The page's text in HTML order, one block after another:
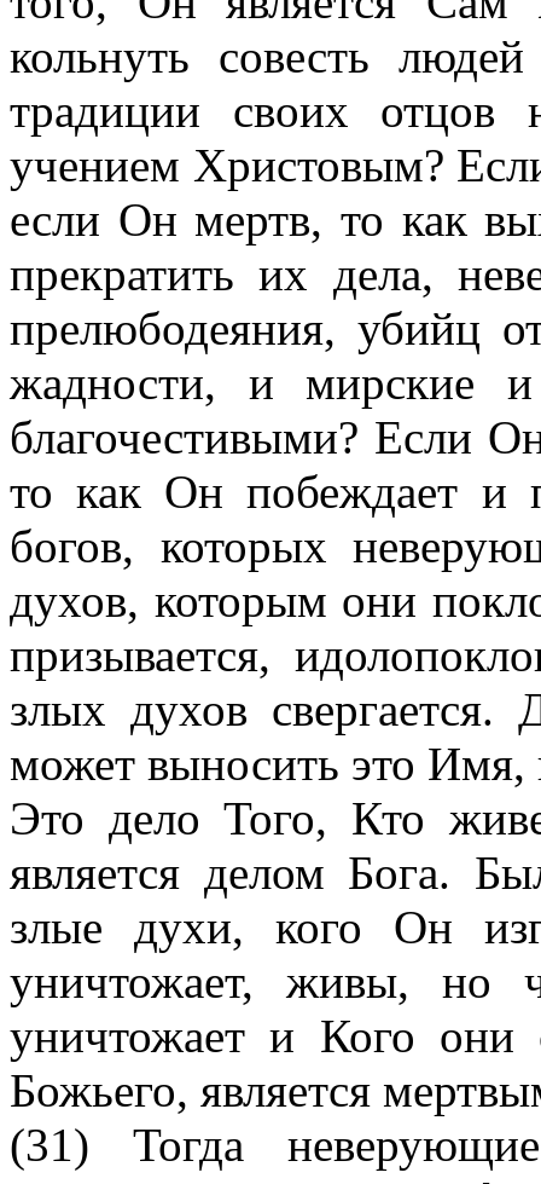
кольнуть совесть
традиции своих отцов
учением Христовым?
если Он мертв, то как
прекратить их дела,
прелюбодеяния, убийц
жадности, и мирские и
благочестивыми? Если
то как Он побеждает и
богов, которых
духов, которым они
призывается,
злых духов свергается.
может выносить это Имя,
Это дело Того, Кто
является делом Бога.
злые духи, кого Он
уничтожает, живы, но
уничтожает и Кого
Божьего, является
(31) Тогда